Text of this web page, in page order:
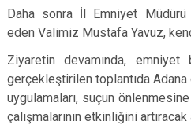
Daha sonra İl Emniyet Müdürü
eden Valimiz Mustafa Yavuz,
Ziyaretin devamında, emniyet
gerçekleştirilen toplantıda
uygulamaları, suçun
çalışmalarının etkinliğini artıracak